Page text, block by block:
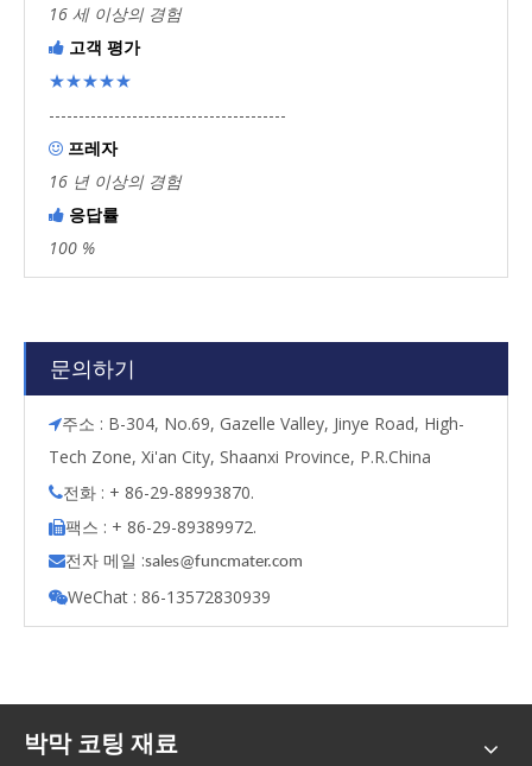
16 세 이상의 경험
 고객 평가
★★★★★
----------------------------------------
 프레자
16 년 이상의 경험
 응답률
100 %
문의하기
주소 : B-304, No.69, Gazelle Valley, Jinye Road, High-
Tech Zone, Xi'an City, Shaanxi Province, P.R.China
전화 : + 86-29-88993870.
팩스 : + 86-29-89389972.
전자 메일 :sales@funcmater.com
WeChat : 86-13572830939
박막 코팅 재료